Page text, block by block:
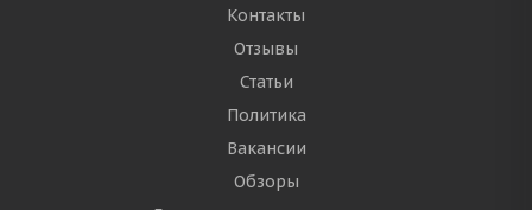
Контакты
Отзывы
Статьи
Политика
Вакансии
Обзоры